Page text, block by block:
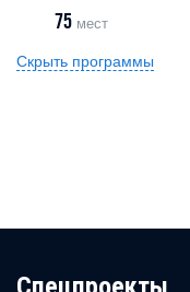
75 мест
Скрыть программы